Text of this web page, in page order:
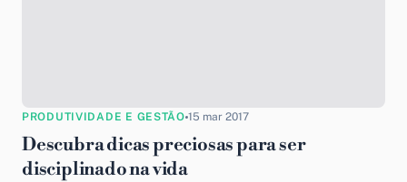
PRODUTIVIDADE E GESTÃO 15 mar 2017
Descubra dicas preciosas para ser
disciplinado na vida